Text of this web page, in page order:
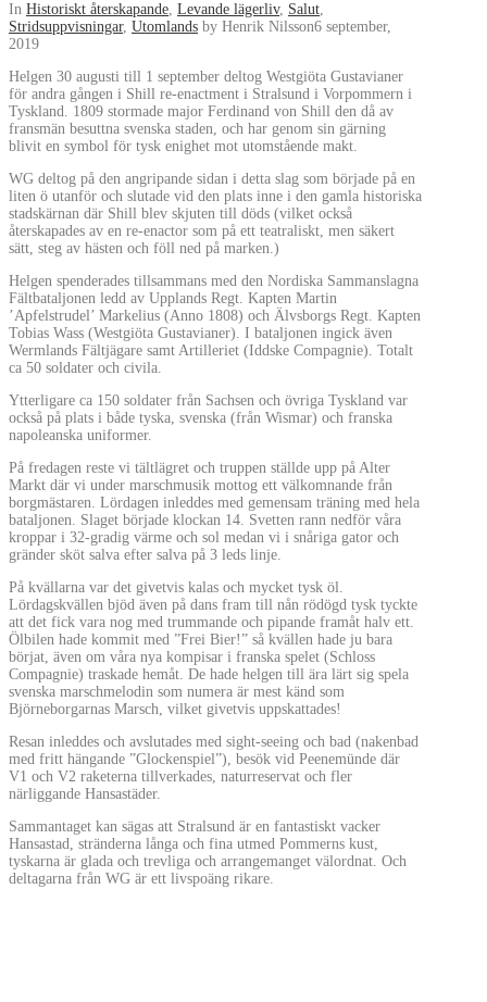
In Historiskt återskapande, Levande lägerliv, Salut,
Stridsuppvisningar, Utomlands by Henrik Nilsson6 september,
2019
Helgen 30 augusti till 1 september deltog Westgiöta Gustavianer
för andra gången i Shill re-enactment i Stralsund i Vorpommern i
Tyskland. 1809 stormade major Ferdinand von Shill den då av
fransmän besuttna svenska staden, och har genom sin gärning
blivit en symbol för tysk enighet mot utomstående makt.
WG deltog på den angripande sidan i detta slag som började på en
liten ö utanför och slutade vid den plats inne i den gamla historiska
stadskärnan där Shill blev skjuten till döds (vilket också
återskapades av en re-enactor som på ett teatraliskt, men säkert
sätt, steg av hästen och föll ned på marken.)
Helgen spenderades tillsammans med den Nordiska Sammanslagna
Fältbataljonen ledd av Upplands Regt. Kapten Martin
’Apfelstrudel’ Markelius (Anno 1808) och Älvsborgs Regt. Kapten
Tobias Wass (Westgiöta Gustavianer). I bataljonen ingick även
Wermlands Fältjägare samt Artilleriet (Iddske Compagnie). Totalt
ca 50 soldater och civila.
Ytterligare ca 150 soldater från Sachsen och övriga Tyskland var
också på plats i både tyska, svenska (från Wismar) och franska
napoleanska uniformer.
På fredagen reste vi tältlägret och truppen ställde upp på Alter
Markt där vi under marschmusik mottog ett välkomnande från
borgmästaren. Lördagen inleddes med gemensam träning med hela
bataljonen. Slaget började klockan 14. Svetten rann nedför våra
kroppar i 32-gradig värme och sol medan vi i snåriga gator och
gränder sköt salva efter salva på 3 leds linje.
På kvällarna var det givetvis kalas och mycket tysk öl.
Lördagskvällen bjöd även på dans fram till nån rödögd tysk tyckte
att det fick vara nog med trummande och pipande framåt halv ett.
Ölbilen hade kommit med ”Frei Bier!” så kvällen hade ju bara
börjat, även om våra nya kompisar i franska spelet (Schloss
Compagnie) traskade hemåt. De hade helgen till ära lärt sig spela
svenska marschmelodin som numera är mest känd som
Björneborgarnas Marsch, vilket givetvis uppskattades!
Resan inleddes och avslutades med sight-seeing och bad (nakenbad
med fritt hängande ”Glockenspiel”), besök vid Peenemünde där
V1 och V2 raketerna tillverkades, naturreservat och fler
närliggande Hansastäder.
Sammantaget kan sägas att Stralsund är en fantastiskt vacker
Hansastad, stränderna långa och fina utmed Pommerns kust,
tyskarna är glada och trevliga och arrangemanget välordnat. Och
deltagarna från WG är ett livspoäng rikare.